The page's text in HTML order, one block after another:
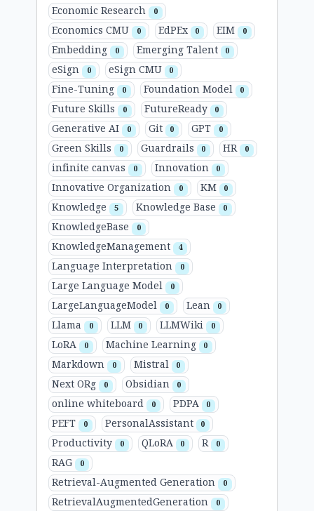
Economic Research 0
Economics CMU 0 EdPEx 0 EIM 0
Embedding 0 Emerging Talent 0
eSign 0 eSign CMU 0
Fine-Tuning 0 Foundation Model 0
Future Skills 0 FutureReady 0
Generative AI 0 Git 0 GPT 0
Green Skills 0 Guardrails 0 HR 0
infinite canvas 0 Innovation 0
Innovative Organization 0 KM 0
Knowledge 5 Knowledge Base 0
KnowledgeBase 0
KnowledgeManagement 4
Language Interpretation 0
Large Language Model 0
LargeLanguageModel 0 Lean 0
Llama 0 LLM 0 LLMWiki 0
LoRA 0 Machine Learning 0
Markdown 0 Mistral 0
Next ORg 0 Obsidian 0
online whiteboard 0 PDPA 0
PEFT 0 PersonalAssistant 0
Productivity 0 QLoRA 0 R 0
RAG 0
Retrieval-Augmented Generation 0
RetrievalAugmentedGeneration 0